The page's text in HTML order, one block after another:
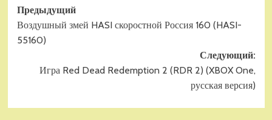
Навигация
записи
Предыдущий
Воздушный змей HASI скоростной Россия 160 (HASI-
55160)
Следующий:
Игра Red Dead Redemption 2 (RDR 2) (XBOX One,
русская версия)